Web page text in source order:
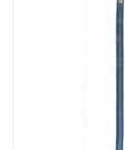
液氨装鹤管
流体装卸臂